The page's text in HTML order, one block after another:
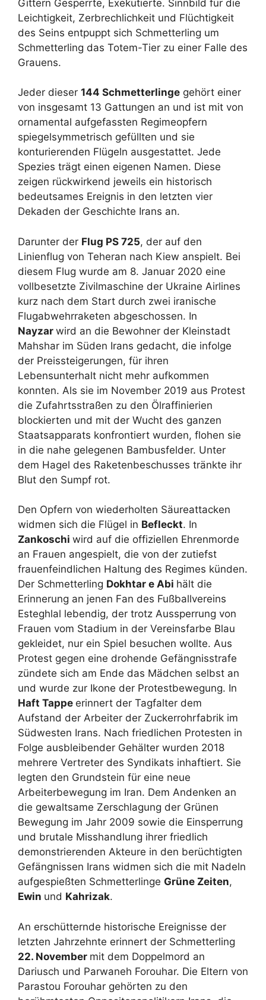
Gittern Gesperrte, Exekutierte. Sinnbild für die
Leichtigkeit, Zerbrechlichkeit und Flüchtigkeit
des Seins entpuppt sich Schmetterling um
Schmetterling das Totem-Tier zu einer Falle des
Grauens.
Jeder dieser 144 Schmetterlinge gehört einer
von insgesamt 13 Gattungen an und ist mit von
ornamental aufgefassten Regimeopfern
spiegelsymmetrisch gefüllten und sie
konturierenden Flügeln ausgestattet. Jede
Spezies trägt einen eigenen Namen. Diese
zeigen rückwirkend jeweils ein historisch
bedeutsames Ereignis in den letzten vier
Dekaden der Geschichte Irans an.
Darunter der Flug PS 725, der auf den
Linienflug von Teheran nach Kiew anspielt. Bei
diesem Flug wurde am 8. Januar 2020 eine
vollbesetzte Zivilmaschine der Ukraine Airlines
kurz nach dem Start durch zwei iranische
Flugabwehrraketen abgeschossen. In
Nayzar wird an die Bewohner der Kleinstadt
Mahshar im Süden Irans gedacht, die infolge
der Preissteigerungen, für ihren
Lebensunterhalt nicht mehr aufkommen
konnten. Als sie im November 2019 aus Protest
die Zufahrtsstraßen zu den Ölraffinierien
blockierten und mit der Wucht des ganzen
Staatsapparats konfrontiert wurden, flohen sie
in die nahe gelegenen Bambusfelder. Unter
dem Hagel des Raketenbeschusses tränkte ihr
Blut den Sumpf rot.
Den Opfern von wiederholten Säureattacken
widmen sich die Flügel in Befleckt. In
Zankoschi wird auf die offiziellen Ehrenmorde
an Frauen angespielt, die von der zutiefst
frauenfeindlichen Haltung des Regimes künden.
Der Schmetterling Dokhtar e Abi hält die
Erinnerung an jenen Fan des Fußballvereins
Esteghlal lebendig, der trotz Aussperrung von
Frauen vom Stadium in der Vereinsfarbe Blau
gekleidet, nur ein Spiel besuchen wollte. Aus
Protest gegen eine drohende Gefängnisstrafe
zündete sich am Ende das Mädchen selbst an
und wurde zur Ikone der Protestbewegung. In
Haft Tappe erinnert der Tagfalter dem
Aufstand der Arbeiter der Zuckerrohrfabrik im
Südwesten Irans. Nach friedlichen Protesten in
Folge ausbleibender Gehälter wurden 2018
mehrere Vertreter des Syndikats inhaftiert. Sie
legten den Grundstein für eine neue
Arbeiterbewegung im Iran. Dem Andenken an
die gewaltsame Zerschlagung der Grünen
Bewegung im Jahr 2009 sowie die Einsperrung
und brutale Misshandlung ihrer friedlich
demonstrierenden Akteure in den berüchtigten
Gefängnissen Irans widmen sich die mit Nadeln
aufgespießten Schmetterlinge Grüne Zeiten,
Ewin und Kahrizak.
An erschütternde historische Ereignisse der
letzten Jahrzehnte erinnert der Schmetterling
22. November mit dem Doppelmord an
Dariusch und Parwaneh Forouhar. Die Eltern von
Parastou Forouhar gehörten zu den